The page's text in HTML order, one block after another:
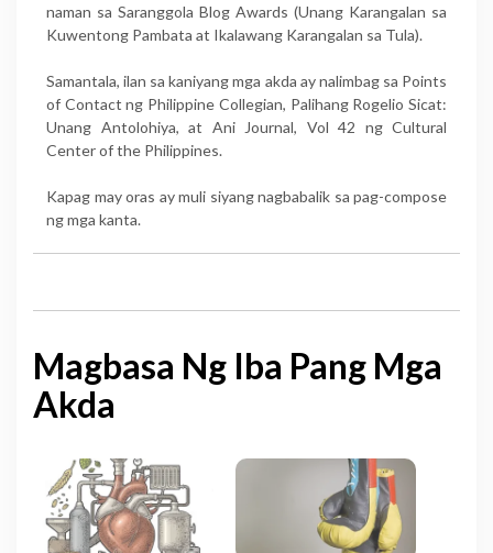
naman sa Saranggola Blog Awards (Unang Karangalan sa
Kuwentong Pambata at Ikalawang Karangalan sa Tula).
Samantala, ilan sa kaniyang mga akda ay nalimbag sa Points
of Contact ng Philippine Collegian, Palihang Rogelio Sicat:
Unang Antolohiya, at Ani Journal, Vol 42 ng Cultural
Center of the Philippines.
Kapag may oras ay muli siyang nagbabalik sa pag-compose
ng mga kanta.
Magbasa Ng Iba Pang Mga
Akda